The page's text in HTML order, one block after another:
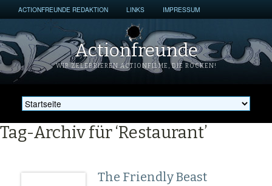
ACTIONFREUNDE REDAKTION LINKS IMPRESSUM
Actionfreunde
WIR ZELEBRIEREN ACTIONFILME, DIE ROCKEN!
Tag-Archiv für ‘Restaurant’
The Friendly Beast